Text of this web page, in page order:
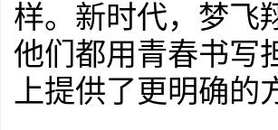
样。新时代，梦飞
他们都用青春书写
上提供了更明确